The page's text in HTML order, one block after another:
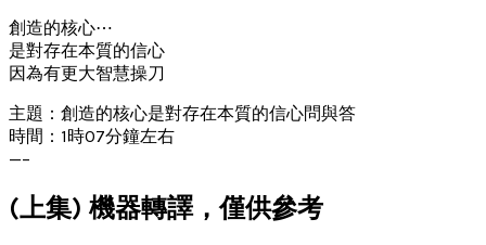
創造的核心⋯
是對存在本質的信心
因為有更大智慧操刀
主題：創造的核心是對存在本質的信心問與答
時間：1時07分鐘左右
—–
(上集) 機器轉譯，僅供參考